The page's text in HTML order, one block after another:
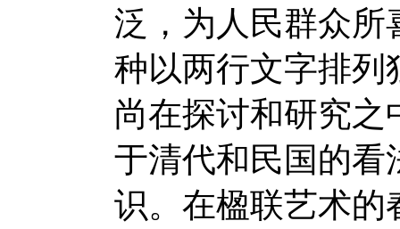
泛，为人民群众所
种以两行文字排列
尚在探讨和研究
于清代和民国的看
识。在楹联艺术的